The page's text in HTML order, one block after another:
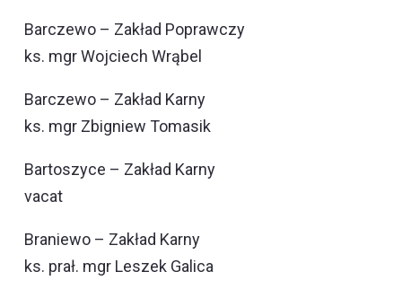
Barczewo – Zakład Poprawczy
ks. mgr Wojciech Wrąbel
Barczewo – Zakład Karny
ks. mgr Zbigniew Tomasik
Bartoszyce – Zakład Karny
vacat
Braniewo – Zakład Karny
ks. prał. mgr Leszek Galica